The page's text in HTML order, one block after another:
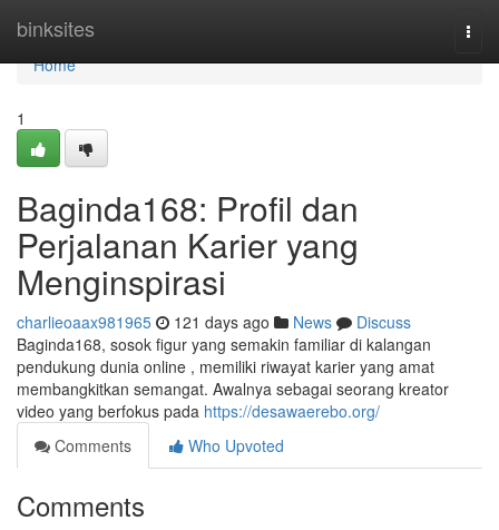
binksites
Home
Home
1
Baginda168: Profil dan
Perjalanan Karier yang
Menginspirasi
charlieoaax981965 121 days ago News
Discuss
Baginda168, sosok figur yang semakin familiar di kalangan
pendukung dunia online , memiliki riwayat karier yang amat
membangkitkan semangat. Awalnya sebagai seorang kreator
video yang berfokus pada https://desawaerebo.org/
Comments
Who Upvoted
Comments